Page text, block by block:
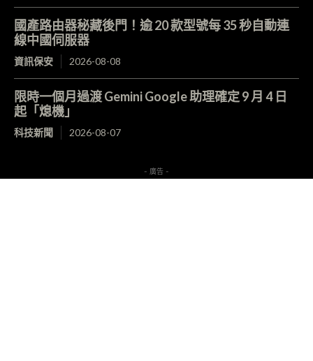
國產路由器秘藏後門！逾 20 款型號每 35 秒自動連
線中國伺服器
資訊保安 2026-08-08
限時一個月過渡 Gemini Google 助理確定 9 月 4 日
起「熄機」
科技新聞 2026-08-07
- 廣告 -